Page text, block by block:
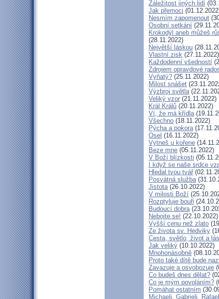
Záležitost jiných lidí
Jak přemoci
Nesmím zapomenout
Osobní setkání
Krokodýl aneb můžeš
(28.11.2022)
Největší láskou
Vlastní zisk (27.11.2022)
Každodenní všedností
Zdrojem opravdové
Vyňatý? (25.11.2022)
Milost snášet
Výzbroj světla
Veliký vzor (21.11.2022)
Král Králů (20.11.2022)
Ví, že má křídla
Všechno (18.11.2022)
Pýcha a pokora
Osel (16.11.2022)
Vytneš u kořene
Beze mne (05.11.2022)
V Boží blízkosti
I když se naše srdce
Hledal tvou tvář
Posvátná služba
Jistota(26.10.2022)
V milosti Boží
Rozptyluje bouři
Budoucí dobra
Nebojte se! (22.10.2022)
Vyšší cenu než zlato
Ze života sv. Hedviky
Cesta, světlo, život a
Jak veliký (10.10.2022)
Mnohonásobně
Proto také dítě bude
Zavazuje a osvobozuje
Co budeš dnes dělat?
Co je mým povoláním?
Pomáhat ostatním
Michaeli, Gabrieli,